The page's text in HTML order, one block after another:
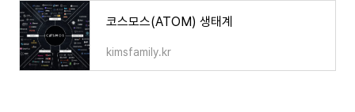
코스모스(ATOM) 생태계
kimsfamily.kr